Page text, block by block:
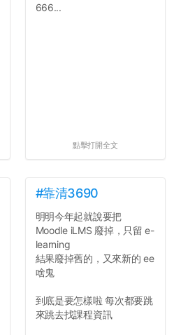
666...
點擊打開全文
#靠清3690
明明今年起就說要把
Moodle iLMS 廢掉，只留 e-
learning
結果廢掉舊的，又來新的 ee
啥鬼
到底是要怎樣啦 每次都要跳
來跳去找課程資訊